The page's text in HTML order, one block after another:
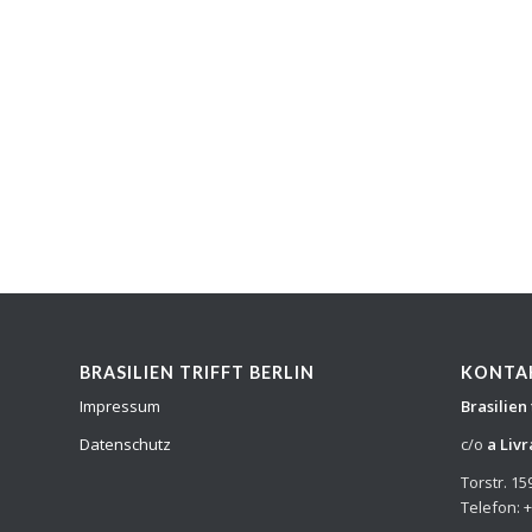
BRASILIEN TRIFFT BERLIN
Impressum
Datenschutz
c/o a
Torstr.
Telefon: